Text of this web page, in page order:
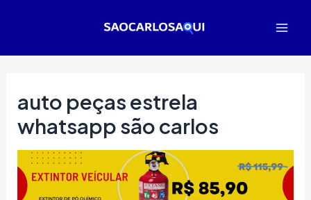
auto peças estrela
whatsapp são carlos